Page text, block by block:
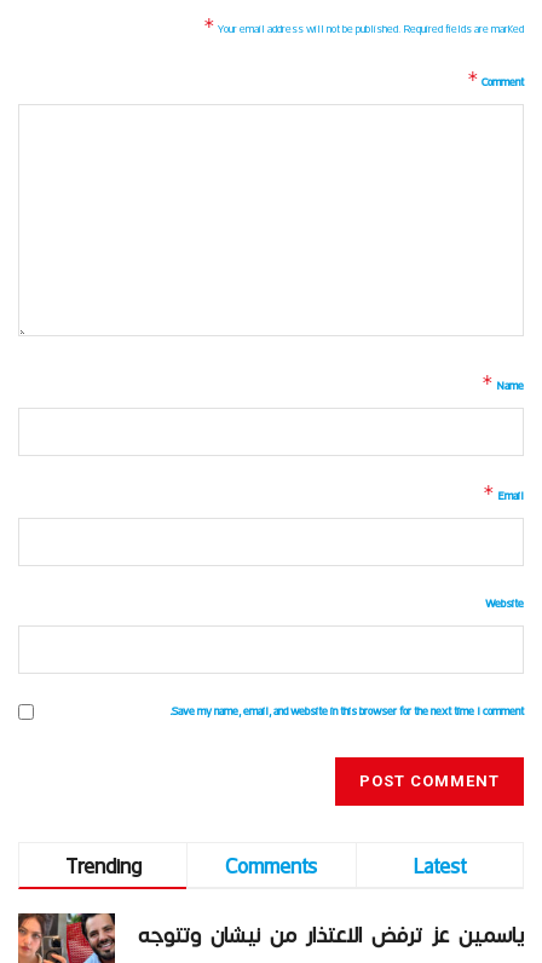
Your email address will not be published.Required fields are marked
*
Comment
*
Name
*
Email
*
Website
Save my name, email, and website in this browser for the next time I comment.
Trending Comments
Latest
ياسمين عز ترفض الاعتذار من نيشان وتتوجه